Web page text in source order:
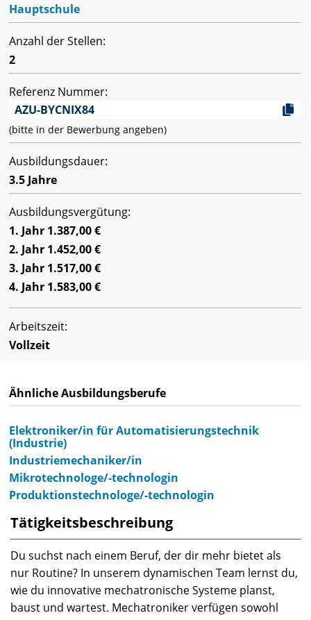
Hauptschule
Anzahl der Stellen:
2
Referenz Nummer:
AZU-BYCNIX84
(bitte in der Bewerbung angeben)
Ausbildungsdauer:
3.5 Jahre
Ausbildungsvergütung:
1. Jahr 1.387,00 €
2. Jahr 1.452,00 €
3. Jahr 1.517,00 €
4. Jahr 1.583,00 €
Arbeitszeit:
Vollzeit
Ähnliche Ausbildungsberufe
Elektroniker/in für Automatisierungstechnik
(Industrie)
Industriemechaniker/in
Mikrotechnologe/-technologin
Produktionstechnologe/-technologin
Tätigkeitsbeschreibung
Du suchst nach einem Beruf, der dir mehr bietet als
nur Routine? In unserem dynamischen Team lernst du,
wie du innovative mechatronische Systeme planst,
baust und wartest. Mechatroniker verfügen sowohl